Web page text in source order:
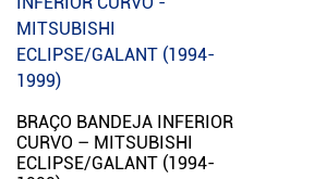
BRAÇO BANDEJA INFERIOR
CURVO – MITSUBISHI
ECLIPSE/GALANT (1994-